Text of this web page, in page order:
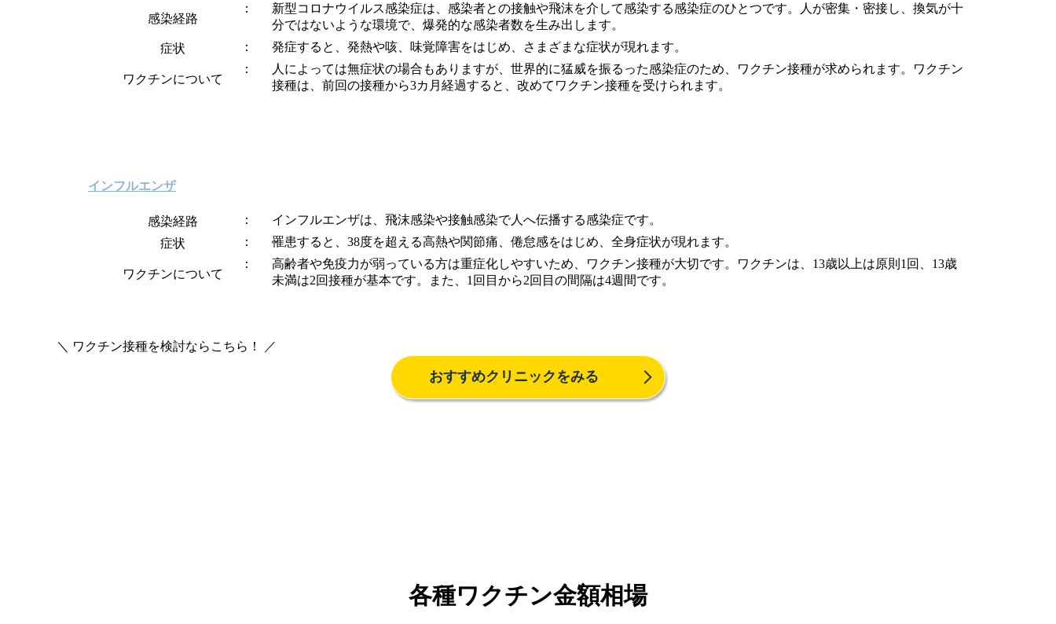
感染経路
新型コロナウイルス感染症は、感染者との接触や飛沫を介して感染する感染症のひとつです。人が密集・密接し、換気が十
分ではないような環境で、爆発的な感染者数を生み出します。
症状
発症すると、発熱や咳、味覚障害をはじめ、さまざまな症状が現れます。
ワクチンについて
人によっては無症状の場合もありますが、世界的に猛威を振るった感染症のため、ワクチン接種が求められます。ワクチン
接種は、前回の接種から3カ月経過すると、改めてワクチン接種を受けられます。
インフルエンザ
感染経路
インフルエンザは、飛沫感染や接触感染で人へ伝播する感染症です。
症状
罹患すると、38度を超える高熱や関節痛、倦怠感をはじめ、全身症状が現れます。
ワクチンについて
高齢者や免疫力が弱っている方は重症化しやすいため、ワクチン接種が大切です。ワクチンは、13歳以上は原則1回、13歳
未満は2回接種が基本です。また、1回目から2回目の間隔は4週間です。
＼ ワクチン接種を検討ならこちら！ ／
おすすめクリニックをみる
各種ワクチン金額相場